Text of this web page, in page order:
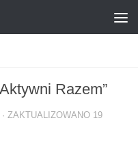
Razem”
· ZAKTUALIZOWANO 19